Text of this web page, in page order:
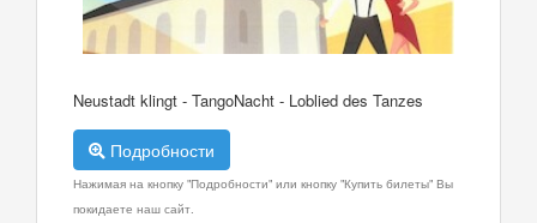
Neustadt klingt - TangoNacht - Loblied des Tanzes
Подробности
Нажимая на кнопку "Подробности" или кнопку "Купить билеты" Вы
покидаете наш сайт.